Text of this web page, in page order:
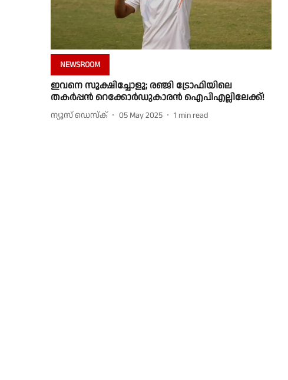
NEWSROOM
ഇവനെ സൂക്ഷിച്ചോളൂ; രഞ്ജി ട്രോഫിയിലെ
തകർപ്പൻ റെക്കോർഡുകാരൻ ഐപിഎല്ലിലേക്ക്!
ന്യൂസ് ഡെസ്ക് 05 May 2025 1 min read